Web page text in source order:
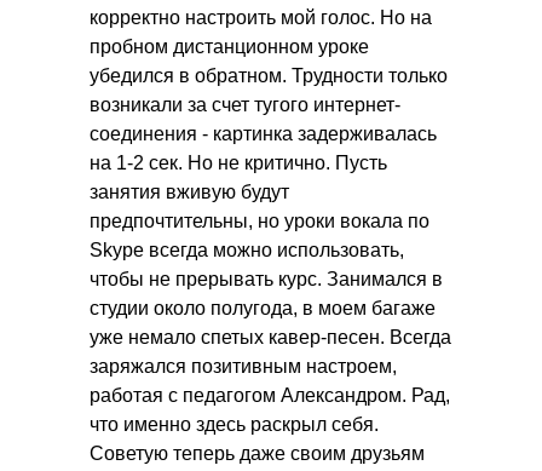
корректно настроить мой голос. Но на
пробном дистанционном уроке
убедился в обратном. Трудности только
возникали за счет тугого интернет-
соединения - картинка задерживалась
на 1-2 сек. Но не критично. Пусть
занятия вживую будут
предпочтительны, но уроки вокала по
Skype всегда можно использовать,
чтобы не прерывать курс. Занимался в
студии около полугода, в моем багаже
уже немало спетых кавер-песен. Всегда
заряжался позитивным настроем,
работая с педагогом Александром. Рад,
что именно здесь раскрыл себя.
Советую теперь даже своим друзьям